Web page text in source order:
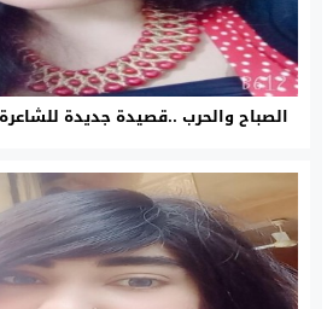
الصباح والحرب ..قصيدة جديدة